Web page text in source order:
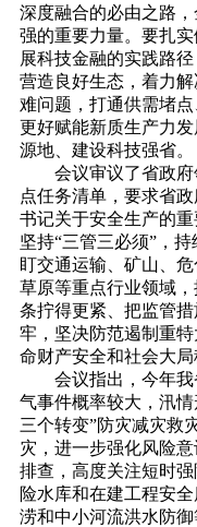
深度融合的必由之路
强的重要力量。要扎
展科技金融的实践路
营造良好生态，着力
难问题，打通供需堵
更好赋能新质生产力
源地、建设科技强省。
会议审议了省政府
点任务清单，要求省
书记关于安全生产的
坚持“三管三必须”，
盯交通运输、矿山、
草原等重点行业领域
条拧得更紧、把监管
牢，坚决防范遏制重
命财产安全和社会大局
会议指出，今年我
气事件概率较大，汛情
三个转变”防灾减灾救
灾，进一步强化风险
排查，高度关注短时
险水库和在建工程安
涝和中小河流洪水防